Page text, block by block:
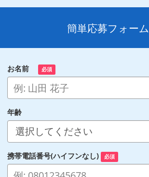
簡単応募フォーム
お名前 必須
年齢
携帯電話番号(ハイフンなし) 必須